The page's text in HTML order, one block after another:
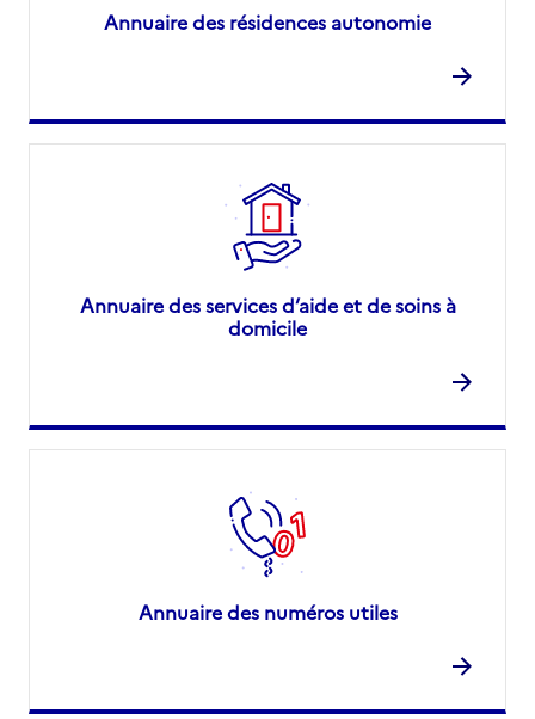
Annuaire des résidences autonomie
Annuaire des services d’aide et de soins à
domicile
Annuaire des numéros utiles